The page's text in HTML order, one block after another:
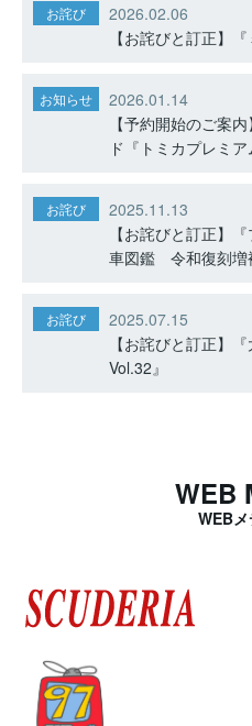
お詫び
2026.02.06
【お詫びと訂正】
お知らせ
2026.01.14
【予約開始のご案
ド『トミカプレミ
お詫び
2025.11.13
【お詫びと訂正】
車図鑑 令和復刻増
お詫び
2025.07.15
【お詫びと訂正】
Vol.32』
WEB
WEB